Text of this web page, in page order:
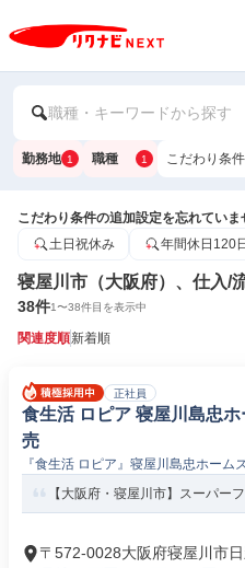
職種・キーワードから探す
勤務地 1 職種 1 こだわり条件
こだわり条件の追加設定を忘れていま
土日祝休み
年間休日120
寝屋川市（大阪府）、仕入/
38件1〜38件目を表示中
関連度順新着順
正社員
食生活 ロピア 寝屋川島忠
売
『食生活 ロピア』寝屋川島忠ホーム
【大阪府・寝屋川市】スーパー
〒572-0028大阪府寝屋川市